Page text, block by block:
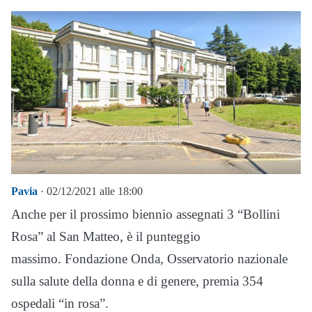
Pavia · 02/12/2021 alle 18:00
Anche per il prossimo biennio assegnati 3 “Bollini
Rosa” al San Matteo, è il punteggio
massimo. Fondazione Onda, Osservatorio nazionale
sulla salute della donna e di genere, premia 354
ospedali “in rosa”.